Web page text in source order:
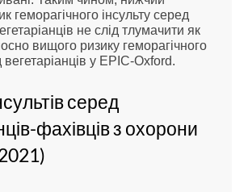
геморагічного інсульту серед
не слід тлумачити як
вищого ризику геморагічного
вегетаріанців у EPIC-Oxford.
серед
фахівців з охорони